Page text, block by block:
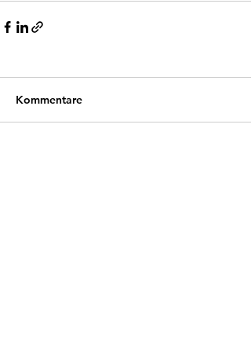
Kommentare